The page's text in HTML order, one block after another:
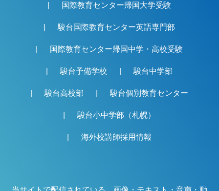
国際教育センター帰国大学受験
駿台国際教育センター英語専門部
国際教育センター帰国中学・高校受験
駿台予備学校 駿台中学部
駿台高校部 駿台個別教育センター
駿台小中学部（札幌）
海外校講師採用情報